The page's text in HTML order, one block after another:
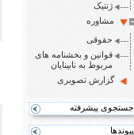
ژنتیک
مشاوره
حقوقی
قوانین و بخشنامه های
مربوط به نابینایان
گزارش تصویری
جستجوی پیشرفته
پیوندها